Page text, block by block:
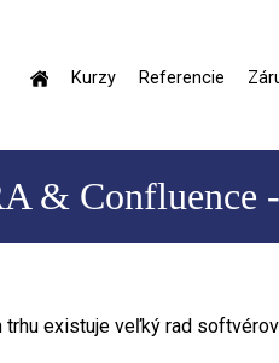
Hlavné
menu
Kurzy Referencie
& Confluence
trhu existuje veľký rad